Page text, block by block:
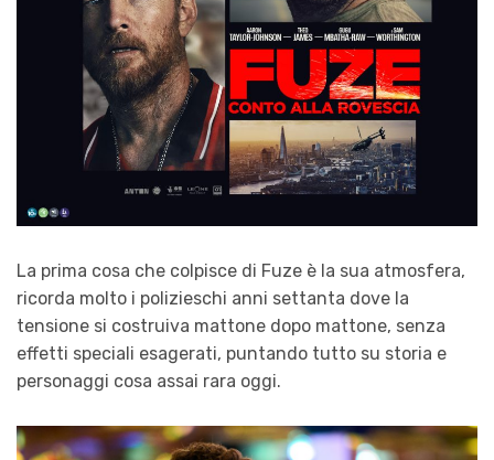
La prima cosa che colpisce di Fuze è la sua atmosfera,
ricorda molto i polizieschi anni settanta dove la
tensione si costruiva mattone dopo mattone, senza
effetti speciali esagerati, puntando tutto su storia e
personaggi cosa assai rara oggi.